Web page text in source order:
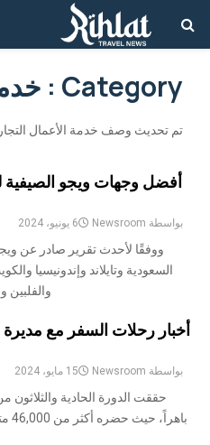
Category : خدمات الأعمال
تم تحديث وصف خدمة الأعمال
أفضل وجهات ويجو
بواسطة Newsroom 6 يونيو، 2024
ووفقًا لأحدث تقرير صادر عن
السعودية وتايلاند وإندونيسيا
والفلبين
أخبار رحلات السفر مع
بواسطة Newsroom 15 مايو، 2024
حققت الدورة الحادية